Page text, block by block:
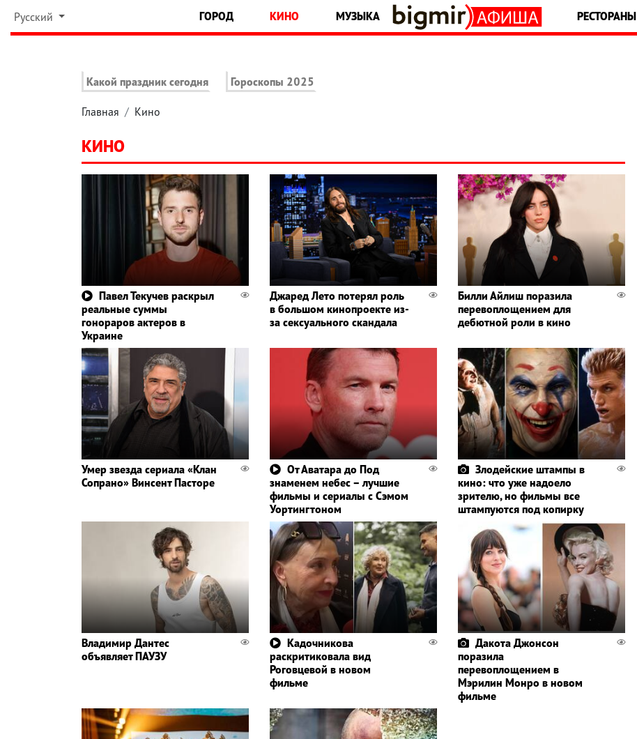
Русский ГОРОД КИНО МУЗЫКА РЕСТОРАНЫ
Какой праздник сегодня Гороскопы 2025
Главная Кино
КИНО
Павел Текучев раскрыл
реальные суммы
гонораров актеров в
Украине
Джаред Лето потерял роль
в большом кинопроекте из-
за сексуального скандала
Билли Айлиш поразила
перевоплощением для
дебютной роли в кино
Умер звезда сериала «Клан
Сопрано» Винсент Пасторе
От Аватара до Под
знаменем небес – лучшие
фильмы и сериалы с Сэмом
Уортингтоном
Злодейские штампы в
кино: что уже надоело
зрителю, но фильмы все
штампуются под копирку
Владимир Дантес
объявляет ПАУЗУ
Кадочникова
раскритиковала вид
Роговцевой в новом
фильме
Дакота Джонсон
поразила
перевоплощением в
Мэрилин Монро в новом
фильме